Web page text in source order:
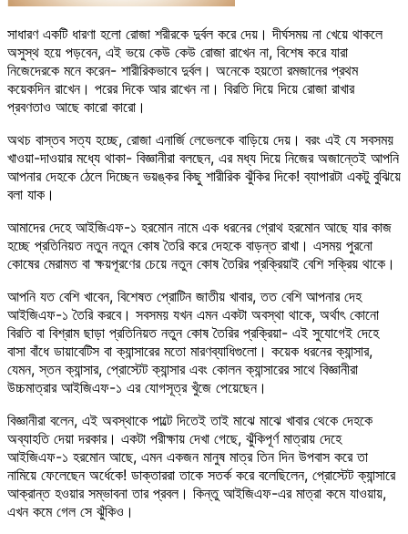
সাধারণ একটি ধারণা হলো রোজা শরীরকে দুর্বল করে দেয়। দীর্ঘসময় না খেয়ে থাকলে
অসুস্থ হয়ে পড়বেন, এই ভয়ে কেউ কেউ রোজা রাখেন না, বিশেষ করে যারা
নিজেদেরকে মনে করেন- শারীরিকভাবে দুর্বল। অনেকে হয়তো রমজানের প্রথম
কয়েকদিন রাখেন। পরের দিকে আর রাখেন না। বিরতি দিয়ে দিয়ে রোজা রাখার
প্রবণতাও আছে কারো কারো।
অথচ বাস্তব সত্য হচ্ছে, রোজা এনার্জি লেভেলকে বাড়িয়ে দেয়। বরং এই যে সবসময়
খাওয়া-দাওয়ার মধ্যে থাকা- বিজ্ঞানীরা বলছেন, এর মধ্য দিয়ে নিজের অজান্তেই আপনি
আপনার দেহকে ঠেলে দিচ্ছেন ভয়ঙ্কর কিছু শারীরিক ঝুঁকির দিকে! ব্যাপারটা একটু বুঝিয়ে
বলা যাক।
আমাদের দেহে আইজিএফ-১ হরমোন নামে এক ধরনের গ্রোথ হরমোন আছে যার কাজ
হচ্ছে প্রতিনিয়ত নতুন নতুন কোষ তৈরি করে দেহকে বাড়ন্ত রাখা। এসময় পুরনো
কোষের মেরামত বা ক্ষয়পূরণের চেয়ে নতুন কোষ তৈরির প্রক্রিয়াই বেশি সক্রিয় থাকে।
আপনি যত বেশি খাবেন, বিশেষত প্রোটিন জাতীয় খাবার, তত বেশি আপনার দেহ
আইজিএফ-১ তৈরি করবে। সবসময় যখন এমন একটা অবস্থা থাকে, অর্থাৎ কোনো
বিরতি বা বিশ্রাম ছাড়া প্রতিনিয়ত নতুন কোষ তৈরির প্রক্রিয়া- এই সুযোগেই দেহে
বাসা বাঁধে ডায়াবেটিস বা ক্যান্সারের মতো মারণব্যাধিগুলো। কয়েক ধরনের ক্যান্সার,
যেমন, স্তন ক্যান্সার, প্রোস্টেট ক্যান্সার এবং কোলন ক্যান্সারের সাথে বিজ্ঞানীরা
উচ্চমাত্রার আইজিএফ-১ এর যোগসূত্র খুঁজে পেয়েছেন।
বিজ্ঞানীরা বলেন, এই অবস্থাকে পাল্টে দিতেই তাই মাঝে মাঝে খাবার থেকে দেহকে
অব্যাহতি দেয়া দরকার। একটা পরীক্ষায় দেখা গেছে, ঝুঁকিপূর্ণ মাত্রায় দেহে
আইজিএফ-১ হরমোন আছে, এমন একজন মানুষ মাত্র তিন দিন উপবাস করে তা
নামিয়ে ফেলেছেন অর্ধেকে! ডাক্তাররা তাকে সতর্ক করে বলেছিলেন, প্রোস্টেট ক্যান্সারে
আক্রান্ত হওয়ার সম্ভাবনা তার প্রবল। কিন্তু আইজিএফ-এর মাত্রা কমে যাওয়ায়,
এখন কমে গেল সে ঝুঁকিও।